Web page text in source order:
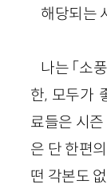
해당되는
나는 「소
한, 모두가
료들은 시
은 단 한편
떤 각본도